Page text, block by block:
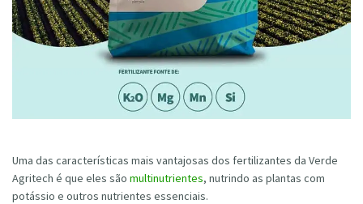
Uma das características mais vantajosas dos fertilizantes da Verde
Agritech é que eles são multinutrientes, nutrindo as plantas com
potássio e outros nutrientes essenciais.